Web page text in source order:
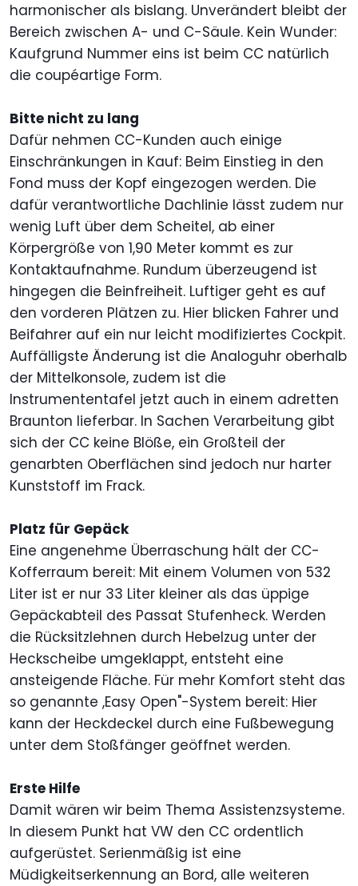
harmonischer als bislang. Unverändert bleibt der
Bereich zwischen A- und C-Säule. Kein Wunder:
Kaufgrund Nummer eins ist beim CC natürlich
die coupéartige Form.
Bitte nicht zu lang
Dafür nehmen CC-Kunden auch einige
Einschränkungen in Kauf: Beim Einstieg in den
Fond muss der Kopf eingezogen werden. Die
dafür verantwortliche Dachlinie lässt zudem nur
wenig Luft über dem Scheitel, ab einer
Körpergröße von 1,90 Meter kommt es zur
Kontaktaufnahme. Rundum überzeugend ist
hingegen die Beinfreiheit. Luftiger geht es auf
den vorderen Plätzen zu. Hier blicken Fahrer und
Beifahrer auf ein nur leicht modifiziertes Cockpit.
Auffälligste Änderung ist die Analoguhr oberhalb
der Mittelkonsole, zudem ist die
Instrumententafel jetzt auch in einem adretten
Braunton lieferbar. In Sachen Verarbeitung gibt
sich der CC keine Blöße, ein Großteil der
genarbten Oberflächen sind jedoch nur harter
Kunststoff im Frack.
Platz für Gepäck
Eine angenehme Überraschung hält der CC-
Kofferraum bereit: Mit einem Volumen von 532
Liter ist er nur 33 Liter kleiner als das üppige
Gepäckabteil des Passat Stufenheck. Werden
die Rücksitzlehnen durch Hebelzug unter der
Heckscheibe umgeklappt, entsteht eine
ansteigende Fläche. Für mehr Komfort steht das
so genannte ,Easy Open"-System bereit: Hier
kann der Heckdeckel durch eine Fußbewegung
unter dem Stoßfänger geöffnet werden.
Erste Hilfe
Damit wären wir beim Thema Assistenzsysteme.
In diesem Punkt hat VW den CC ordentlich
aufgerüstet. Serienmäßig ist eine
Müdigkeitserkennung an Bord, alle weiteren